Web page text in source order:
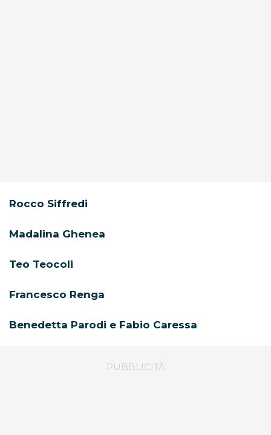
Rocco Siffredi
Madalina Ghenea
Teo Teocoli
Francesco Renga
Benedetta Parodi e Fabio Caressa